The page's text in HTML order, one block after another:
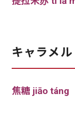
キャラメル
焦糖 jiāo táng